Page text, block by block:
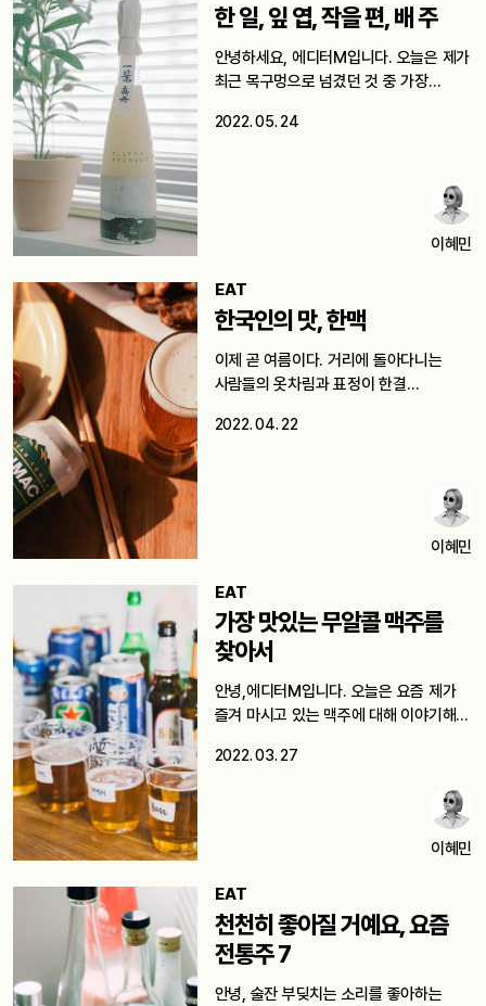
한 일, 잎 엽, 작을 편, 배 주
안녕하세요, 에디터M입니다. 오늘은 제가
최근 목구멍으로 넘겼던 것 중 가장…
2022. 05. 24
이혜민
EAT
한국인의 맛, 한맥
이제 곧 여름이다. 거리에 돌아다니는
사람들의 옷차림과 표정이 한결
2022. 04. 22
이혜민
EAT
가장 맛있는 무알콜 맥주를
찾아서
안녕,에디터M입니다. 오늘은 요즘 제가
즐겨 마시고 있는 맥주에 대해 이야기해…
2022. 03. 27
이혜민
EAT
천천히 좋아질 거예요, 요즘
전통주 7
안녕, 술잔 부딪치는 소리를 좋아하는